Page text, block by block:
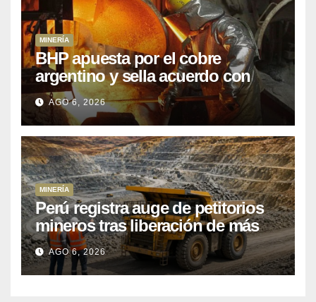
MINERÍA
BHP apuesta por el cobre
argentino y sella acuerdo con
Kobrea para siete proyecto
AGO 6, 2026
MINERÍA
Perú registra auge de petitorios
mineros tras liberación de más
de mil concesiones para explorar
cobre y oro
AGO 6, 2026